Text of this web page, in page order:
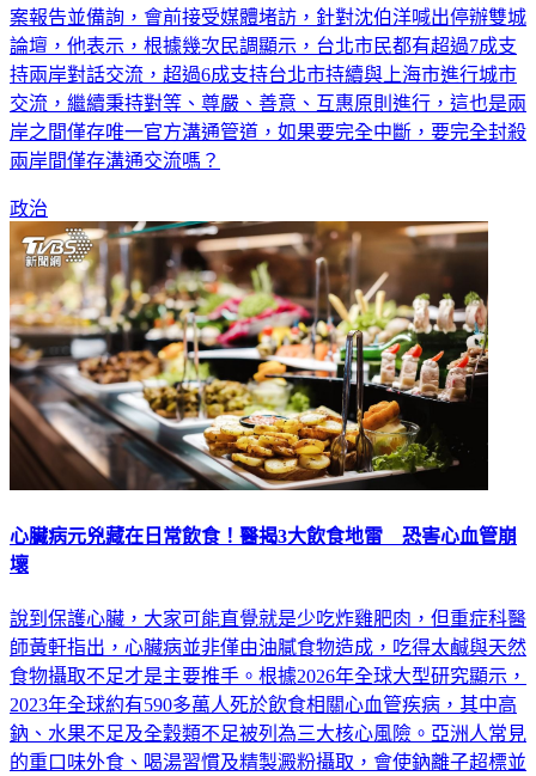
案報告並備詢，會前接受媒體堵訪，針對沈伯洋喊出停辦雙城
論壇，他表示，根據幾次民調顯示，台北市民都有超過7成支
持兩岸對話交流，超過6成支持台北市持續與上海市進行城市
交流，繼續秉持對等、尊嚴、善意、互惠原則進行，這也是兩
岸之間僅存唯一官方溝通管道，如果要完全中斷，要完全封殺
兩岸間僅存溝通交流嗎？
政治
心臟病元兇藏在日常飲食！醫揭3大飲食地雷 恐害心血管崩
壞
說到保護心臟，大家可能直覺就是少吃炸雞肥肉，但重症科醫
師黃軒指出，心臟病並非僅由油膩食物造成，吃得太鹹與天然
食物攝取不足才是主要推手。根據2026年全球大型研究顯示，
2023年全球約有590多萬人死於飲食相關心血管疾病，其中高
鈉、水果不足及全穀類不足被列為三大核心風險。亞洲人常見
的重口味外食、喝湯習慣及精製澱粉攝取，會使鈉離子超標並